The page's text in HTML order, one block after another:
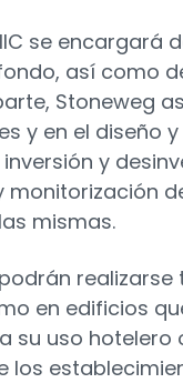
se encargará
así como
Stoneweg
y en el diseño
y
monitorización
mismas.
en edificios
su uso hotelero
los